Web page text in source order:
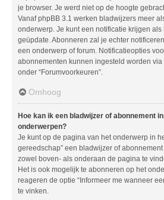
je browser. Je werd niet op de hoogte
Vanaf phpBB 3.1 werken bladwijzers meer
onderwerp. Je kunt een notificatie krijgen
geüpdate. Abonneren zal je echter
een onderwerp of forum. Notificatieopties
abonnementen kunnen ingesteld worden
onder “Forumvoorkeuren”.
Omhoog
Hoe kan ik een bladwijzer of abonnement
onderwerpen?
Je kunt op de pagina van het onderwerp in
gereedschap” een bladwijzer of
zowel boven- als onderaan de pagina te
Het is ook mogelijk te abonneren op het
reageren de optie “Informeer me wanneer
te vinken.